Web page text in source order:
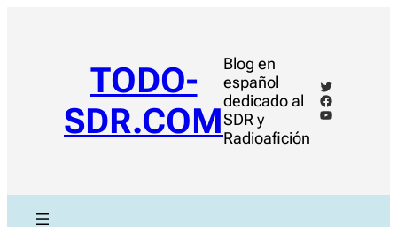
TODO-
SDR.COM
Blog en
español
dedicado al
SDR y
Radioafición
Twitter
Facebook
YouTube